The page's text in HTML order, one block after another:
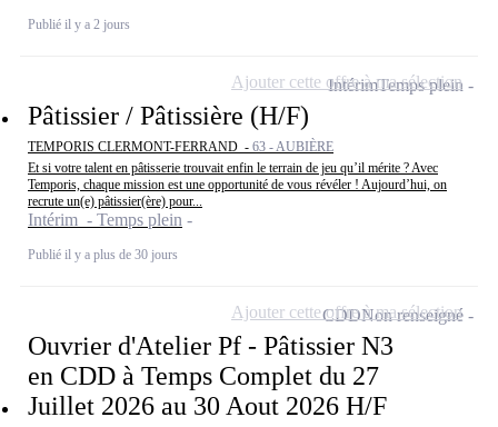
Publié il y a 2 jours
Pâtissier / Pâtissière (H/F)
TEMPORIS CLERMONT-FERRAND - 63 - AUBIÈRE
Et si votre talent en pâtisserie trouvait enfin le terrain de jeu qu’il mérite ? Avec
Temporis, chaque mission est une opportunité de vous révéler ! Aujourd’hui, on
recrute un(e) pâtissier(ère) pour...
Intérim - Temps plein
Publié il y a plus de 30 jours
IntérimTemps plein
Ajouter cette offre à ma sélection
Ouvrier d'Atelier Pf - Pâtissier N3
en CDD à Temps Complet du 27
Juillet 2026 au 30 Aout 2026 H/F
CDDNon renseigné
Ajouter cette offre à ma sélection